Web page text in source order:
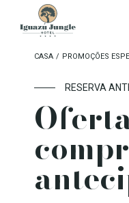
Iguazú Jungle Lodge
CASA / PROMOÇÕES
RESERVA